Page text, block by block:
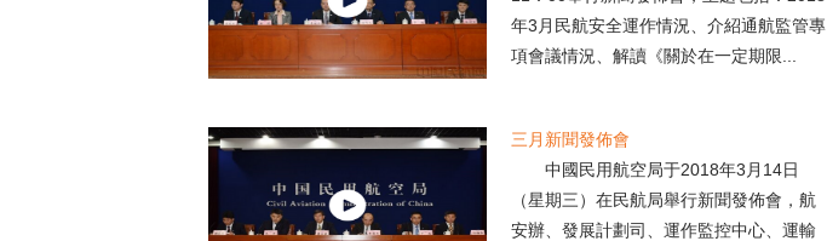
年3月民航安全運作情況、介紹通航監管專
項會議情況、解讀《關於在一定期限...
三月新聞發佈會
中國民用航空局于2018年3月14日
（星期三）在民航局舉行新聞發佈會，航
安辦、發展計劃司、運作監控中心、運輸